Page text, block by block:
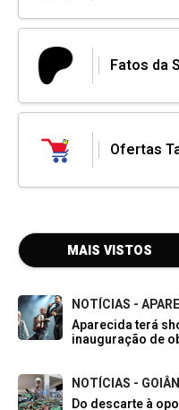
Fatos da
Ofertas
MAIS VISTOS
NOTÍCIAS -
Aparecida terá
inauguração de
NOTÍCIAS -
Do descarte à